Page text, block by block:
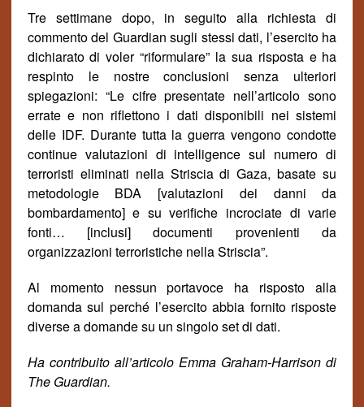
Tre settimane dopo, in seguito alla richiesta di
commento del Guardian sugli stessi dati, l’esercito ha
dichiarato di voler “riformulare” la sua risposta e ha
respinto le nostre conclusioni senza ulteriori
spiegazioni: “Le cifre presentate nell’articolo sono
errate e non riflettono i dati disponibili nei sistemi
delle IDF. Durante tutta la guerra vengono condotte
continue valutazioni di intelligence sul numero di
terroristi eliminati nella Striscia di Gaza, basate su
metodologie BDA [valutazioni dei danni da
bombardamento] e su verifiche incrociate di varie
fonti… [inclusi] documenti provenienti da
organizzazioni terroristiche nella Striscia”.
Al momento nessun portavoce ha risposto alla
domanda sul perché l’esercito abbia fornito risposte
diverse a domande su un singolo set di dati.
Ha contribuito all’articolo Emma Graham-Harrison di
The Guardian.